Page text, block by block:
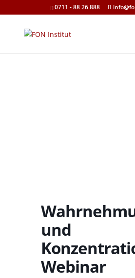
0711 - 88 26 888
und
Webinar